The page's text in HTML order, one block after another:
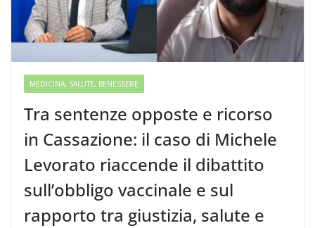
MEDICINA, SALUTE, BENESSERE
Tra sentenze opposte e ricorso
in Cassazione: il caso di Michele
Levorato riaccende il dibattito
sull’obbligo vaccinale e sul
rapporto tra giustizia, salute e